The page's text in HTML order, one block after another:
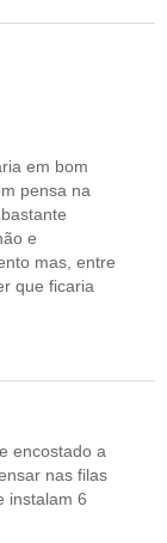
em bom
pensa na
e
mas, entre
que ficaria
encostado a
nas filas
instalam 6